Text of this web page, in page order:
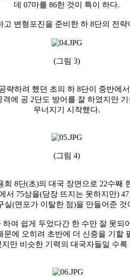
데 07마를 86한 것이 특이 하다.
고 변형포진을 준비한 하 8단의 전
(그림 3)
략하려 했던 초의 하 8단이 중반에
에 공 2단도 방어를 잘 하였지만
무너지기 시작했다.
(그림 4)
희 8단(초)의 대국 장면으로 22수째
서 75상을(당장 뜨지는 못하지만)
실(면포가 이탈한 점)을 만들어준 것
여 쉽게 두었다간 한 수만 잘 못되
문에 오히려 초반에 더 신중을 기할
만 비슷한 기력의 대국자들일 수